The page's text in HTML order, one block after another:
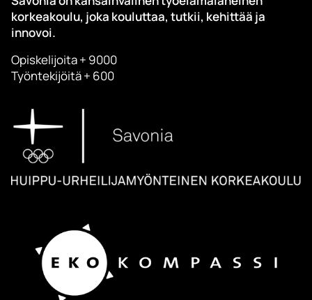
korkeakoulu, joka kouluttaa, tutkii, kehittää ja
innovoi.
Opiskelijoita + 9000
Työntekijöitä + 600